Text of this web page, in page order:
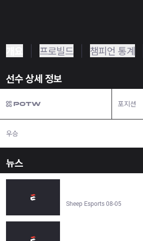
프로빌드 챔피언 통계
선수 상세 정보
포지션
우승
뉴스
Sheep Esports 08-05